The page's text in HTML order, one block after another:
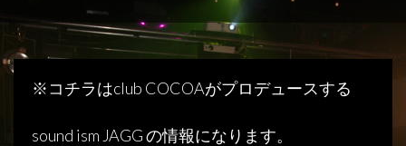
※コチラはclub COCOAがプロデュースする
sound ism JAGGの情報になります。